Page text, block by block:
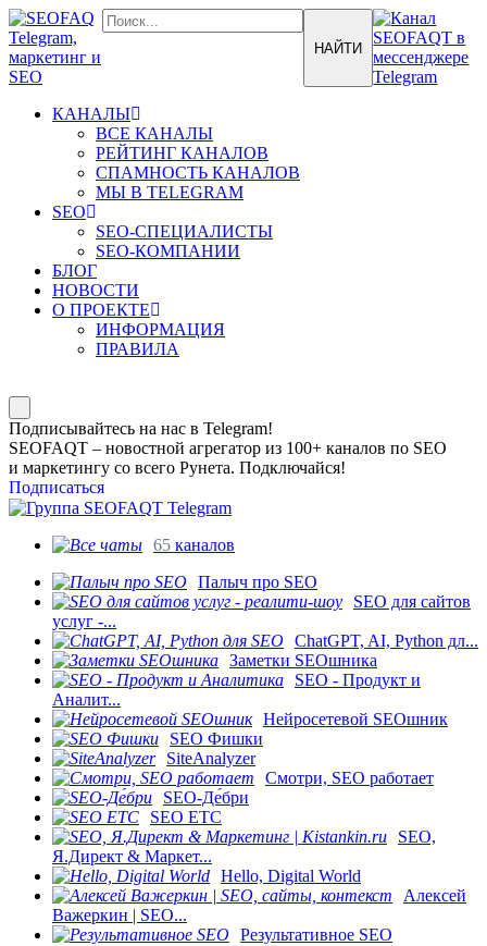
КАНАЛЫ
ВСЕ КАНАЛЫ
РЕЙТИНГ КАНАЛОВ
СПАМНОСТЬ КАНАЛОВ
МЫ В TELEGRAM
SEO
SEO-СПЕЦИАЛИСТЫ
SEO-КОМПАНИИ
БЛОГ
НОВОСТИ
О ПРОЕКТЕ
ИНФОРМАЦИЯ
ПРАВИЛА
Подписывайтесь на нас в Telegram!
SEOFAQT – новостной агрегатор из 100+ каналов по SEO
и маркетингу со всего Рунета. Подключайся!
Подписаться
65 каналов
Палыч про SEO
SEO для сайтов
услуг -...
ChatGPT, AI, Python дл...
Заметки SEOшника
SEO - Продукт и
Аналит...
Нейросетевой SEOшник
SEO Фишки
SiteAnalyzer
Смотри, SEO работает
SEO-Де́бри
SEO ETC
SEO,
Я.Директ & Маркет...
Hello, Digital World
Алексей
Важеркин | SEO...
Результативное SEO